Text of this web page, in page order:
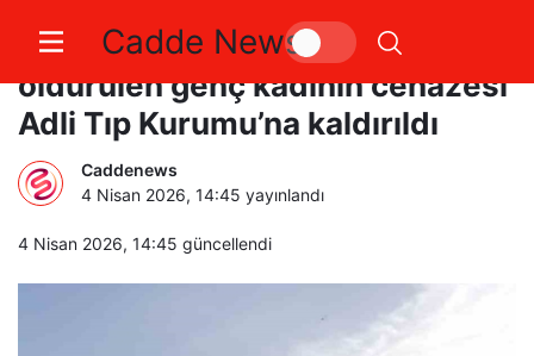
Cadde News
Bahçelievler’de otel odasında
öldürülen genç kadının cenazesi
Adli Tıp Kurumu’na kaldırıldı
Caddenews
4 Nisan 2026, 14:45 yayınlandı
4 Nisan 2026, 14:45 güncellendi